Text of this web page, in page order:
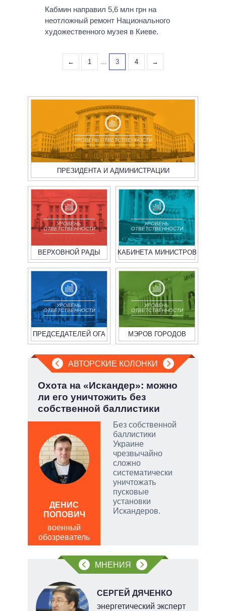
Кабмин направил 5,6 млн грн на
неотложный ремонт Национального
художественного музея в Киеве.
← 1 ... 3 4 →
УРОВЕНЬ ОТВЕТСТВЕННОСТИ
ПРЕЗИДЕНТА И АДМИНИСТРАЦИИ
УРОВЕНЬ
ОТВЕТСТВЕННОСТИ
ВЕРХОВНОЙ РАДЫ
УРОВЕНЬ
ОТВЕТСТВЕННОСТИ
КАБИНЕТА МИНИСТРОВ
УРОВЕНЬ
ОТВЕТСТВЕННОСТИ
ПРЕДСЕДАТЕЛЕЙ ОГА
УРОВЕНЬ
ОТВЕТСТВЕННОСТИ
МЭРОВ ГОРОДОВ
АВТОРСКИЕ КОЛОНКИ
Охота на «Искандер»: можно
ли его уничтожить без
собственной баллистики
Без собственной
баллистики
Украине
чрезвычайно
сложно
систематически
уничтожать
пусковые
установки
Искандеров.
ДЕНИС
ПОПОВИЧ
военный
обозреватель
МНЕНИЯ
СЕРГЕЙ ДЯЧЕНКО
энергетический эксперт